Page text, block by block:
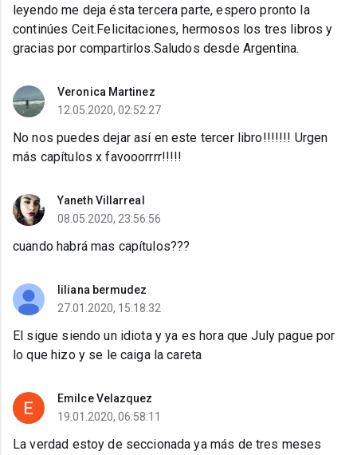
leyendo me deja ésta tercera parte, espero pronto la
continúes Ceit.Felicitaciones, hermosos los tres libros y
gracias por compartirlos.Saludos desde Argentina.
Veronica Martinez
12.05.2020, 02:52:27
No nos puedes dejar así en este tercer libro!!!!!!! Urgen
más capítulos x favooorrrr!!!!!
Yaneth Villarreal
08.05.2020, 23:56:56
cuando habrá mas capítulos???
liliana bermudez
27.01.2020, 15:18:32
El sigue siendo un idiota y ya es hora que July pague por
lo que hizo y se le caiga la careta
Emilce Velazquez
19.01.2020, 06:58:11
La verdad estoy de seccionada ya más de tres meses